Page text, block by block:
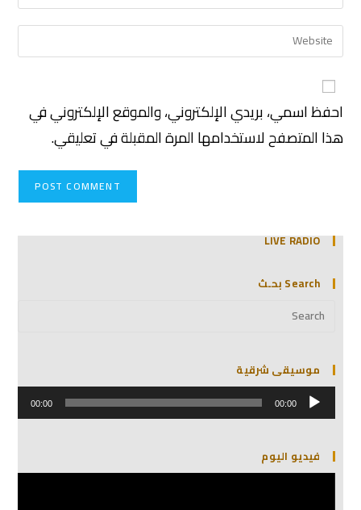
احفظ اسمي، بريدي الإلكتروني، والموقع الإلكتروني في
هذا المتصفح لاستخدامها المرة المقبلة في تعليقي.
LIVE RADIO
Search بحـث
موسيقى شرقية
مشغل
الصوت 00:00
00:00
فيديو اليوم
مشغل